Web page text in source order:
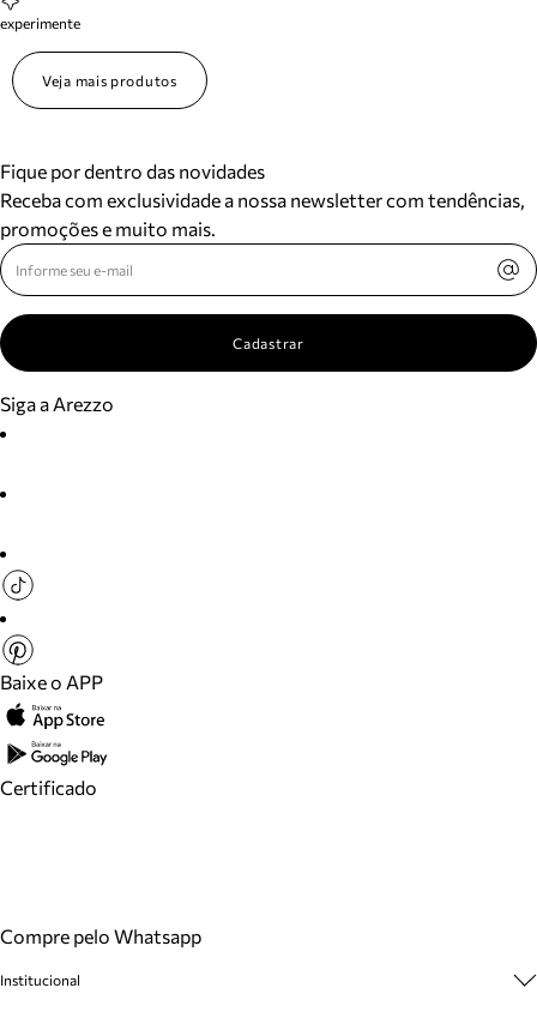
experimente
Veja mais produtos
Fique por dentro das novidades
Receba com exclusividade a nossa newsletter com tendências,
promoções e muito mais.
Cadastrar
Siga a Arezzo
Baixe o APP
Certificado
Compre pelo Whatsapp
Institucional